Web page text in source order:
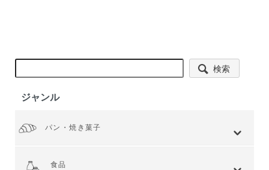
検索
ジャンル
パン・焼き菓子
食品